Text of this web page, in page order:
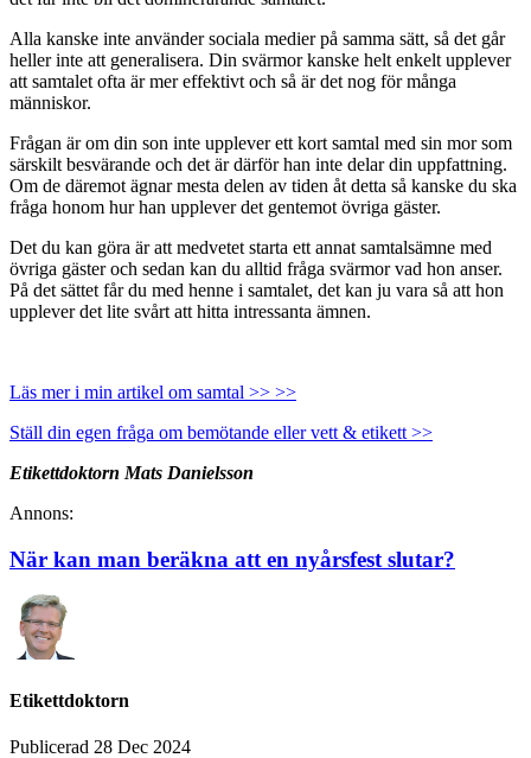
Alla kanske inte använder sociala medier på samma sätt, så det går
heller inte att generalisera. Din svärmor kanske helt enkelt upplever
att samtalet ofta är mer effektivt och så är det nog för många
människor.
Frågan är om din son inte upplever ett kort samtal med sin mor som
särskilt besvärande och det är därför han inte delar din uppfattning.
Om de däremot ägnar mesta delen av tiden åt detta så kanske du ska
fråga honom hur han upplever det gentemot övriga gäster.
Det du kan göra är att medvetet starta ett annat samtalsämne med
övriga gäster och sedan kan du alltid fråga svärmor vad hon anser.
På det sättet får du med henne i samtalet, det kan ju vara så att hon
upplever det lite svårt att hitta intressanta ämnen.
Läs mer i min artikel om samtal >> >>
Ställ din egen fråga om bemötande eller vett & etikett >>
Etikettdoktorn Mats Danielsson
Annons:
När kan man beräkna att en nyårsfest slutar?
Etikettdoktorn
Publicerad 28 Dec 2024